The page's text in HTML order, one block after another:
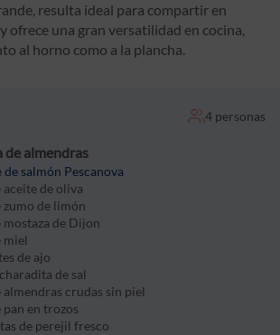
resulta ideal para compartir en
ofrece una gran versatilidad en cocina,
al horno como a la plancha.
4 personas
de almendras
de salmón Pescanova
aceite de oliva
zumo de limón
mostaza de Dijon
miel
de ajo
de sal
almendras crudas sin piel
pan en trozos
de perejil fresco